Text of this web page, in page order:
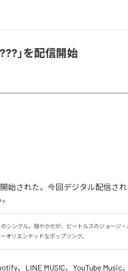
」を配信開始
始された。今回デジタル配信され
シングル。穏やかだが、ビートルズのジョージ・
オリエンテッドなポップソング。
、 LINE MUSIC、 YouTube Music、